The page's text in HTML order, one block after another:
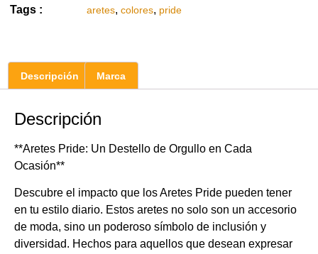
Tags : aretes, colores, pride
Descripción Marca
Descripción
**Aretes Pride: Un Destello de Orgullo en Cada
Ocasión**
Descubre el impacto que los Aretes Pride pueden tener
en tu estilo diario. Estos aretes no solo son un accesorio
de moda, sino un poderoso símbolo de inclusión y
diversidad. Hechos para aquellos que desean expresar